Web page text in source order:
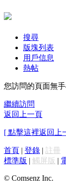
搜尋
版塊列表
用戶信息
熱帖
您訪問的頁面無
繼續訪問
返回上一頁
[ 點擊這裡返回上
首頁 | 登錄 | 註冊
標準版 | 觸屏版 |
© Comsenz Inc.